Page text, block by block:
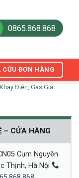
0865.868.868
CỨU ĐƠN HÀNG
Điện, Gas Giá
– CỬA HÀNG
Cụm Nguyên
Thịnh, Hà Nội